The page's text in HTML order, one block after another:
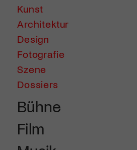
Kunst
Architektur
Design
Fotografie
Szene
Dossiers
Bühne
Film